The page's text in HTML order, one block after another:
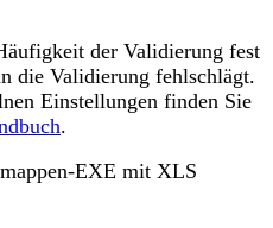
der Validierung fest
die Validierung fehlschlägt.
Einstellungen finden Sie
.
EXE mit XLS